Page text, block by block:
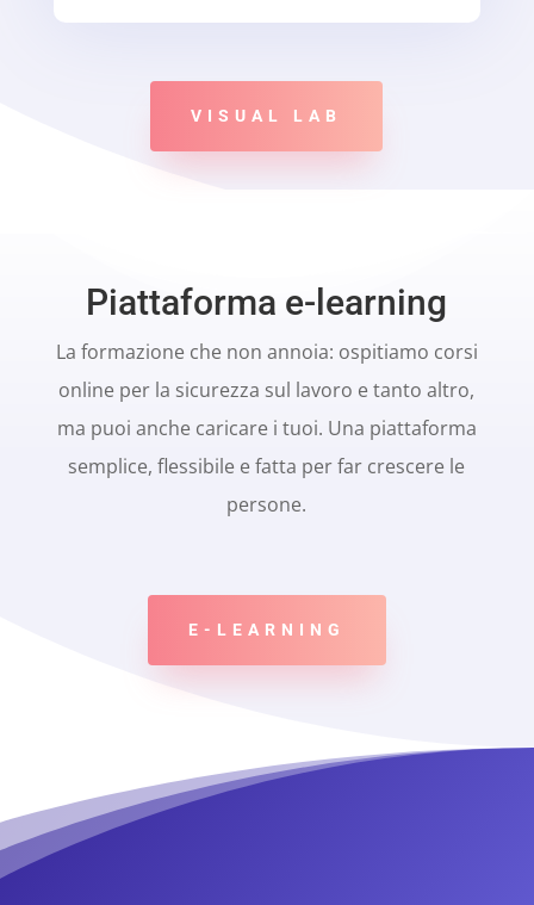
VISUAL LAB
Piattaforma e-learning
La formazione che non annoia: ospitiamo corsi
online per la sicurezza sul lavoro e tanto altro,
ma puoi anche caricare i tuoi. Una piattaforma
semplice, flessibile e fatta per far crescere le
persone.
E-LEARNING